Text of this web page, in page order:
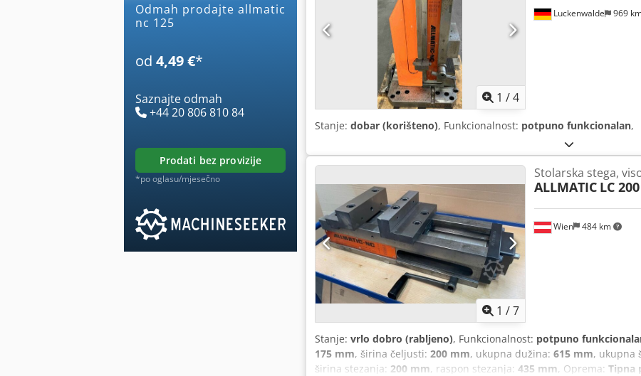
Odmah prodajte allmatic
nc 125
od 4,49 €*
Saznajte odmah
+44 20 806 810 84
prodati bez provizije
*po oglasu/mjesečno
1 /4
Luckenwalde 969
Stanje: dobar (korišteno), Funkcionalnost: potpuno funkcionalan,
1 /7
Wien 484 km
Stolarska stega,
ALLMATIC LC 200
Stanje: vrlo dobro (rabljeno), Funkcionalnost: potpuno
175 mm, širina čeljusti: 200 mm, ukupna dužina: 615 mm, ukupna
širina stezanja: 200 mm, raspon stezanja: 435 mm, Oprema: Tipna